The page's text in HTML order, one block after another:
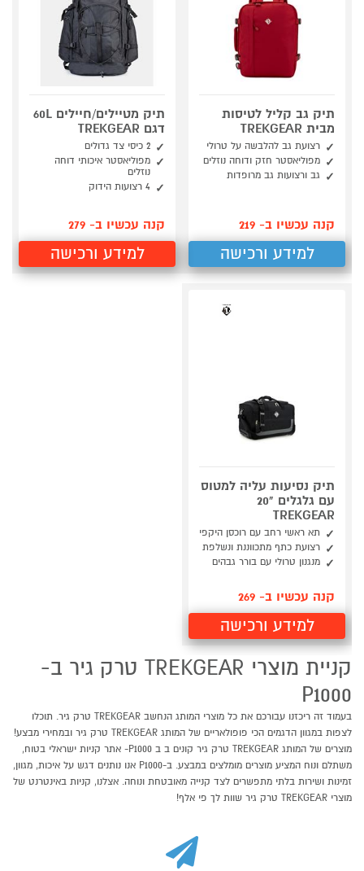
תיק גב קליל לטיסות
מבית TREKGEAR
רצועת גב להלבשה על טרולי
מפוליאסטר חזק ודוחה נוזלים
גב ורצועות גב מרופדות
קנה עכשיו ב- 219
למידע ורכישה
תיק מטיילים/חיילים 60L
דגם TREKGEAR
2 כיסי צד גדולים
מפוליאסטר איכותי דוחה
נוזלים
4 רצועות הידוק
קנה עכשיו ב- 279
למידע ורכישה
תיק נסיעות עליה למטוס
עם גלגלים "20
TREKGEAR
תא ראשי רחב עם רוכסן היקפי
רצועת כתף מתכווננת ונשלפת
מנגנון טרולי עם בורר גבהים
קנה עכשיו ב- 269
למידע ורכישה
קניית מוצרי TREKGEAR טרק גיר ב-
P1000
בעמוד זה ריכזנו עבורכם את כל מוצרי המותג הנחשב TREKGEAR טרק גיר. תוכלו
לצפות במגוון הדגמים הכי פופולאריים של המותג TREKGEAR טרק גיר ובמחירי מבצע!
מוצרים של המותג TREKGEAR טרק גיר קונים ב ב P1000- אתר קניות ישראלי בטוח,
משתלם ונוח המציע מוצרים מומלצים במבצע. ב-P1000 אנו נותנים דגש על איכות, מגוון,
זמינות ושירות בלתי מתפשרים לצד קנייה מאובטחת ונוחה. אצלנו, קניות באינטרנט של
מוצרי TREKGEAR טרק גיר שוות לך פי אלף!